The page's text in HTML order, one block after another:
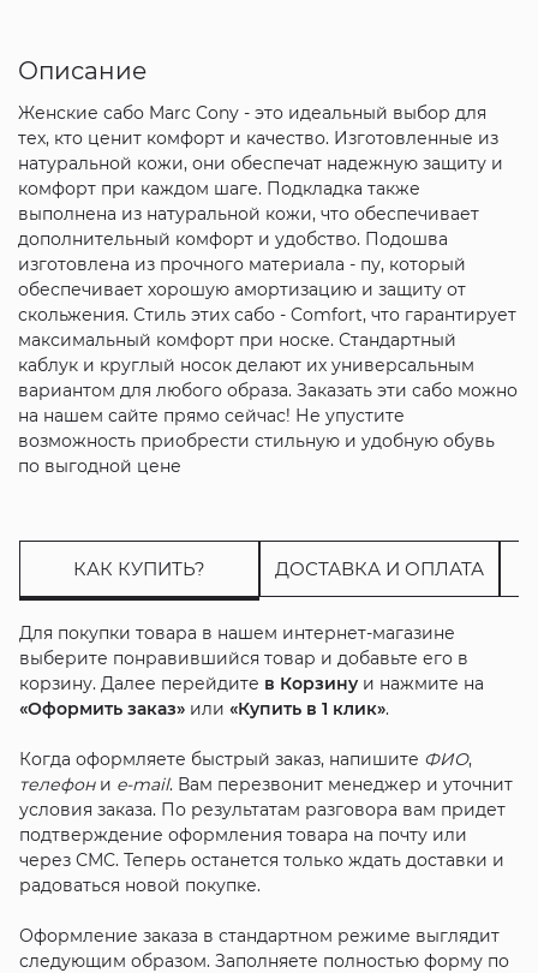
Описание
Женские сабо Marc Cony - это идеальный выбор для
тех, кто ценит комфорт и качество. Изготовленные из
натуральной кожи, они обеспечат надежную защиту и
комфорт при каждом шаге. Подкладка также
выполнена из натуральной кожи, что обеспечивает
дополнительный комфорт и удобство. Подошва
изготовлена из прочного материала - пу, который
обеспечивает хорошую амортизацию и защиту от
скольжения. Стиль этих сабо - Comfort, что гарантирует
максимальный комфорт при носке. Стандартный
каблук и круглый носок делают их универсальным
вариантом для любого образа. Заказать эти сабо можно
на нашем сайте прямо сейчас! Не упустите
возможность приобрести стильную и удобную обувь
по выгодной цене
КАК КУПИТЬ? ДОСТАВКА И ОПЛАТА
Для покупки товара в нашем интернет-магазине
выберите понравившийся товар и добавьте его в
корзину. Далее перейдите в Корзинуи нажмите на
«Оформить заказ»или «Купить в 1 клик».
Когда оформляете быстрый заказ, напишите ФИО,
телефони e-mail. Вам перезвонит менеджер и уточнит
условия заказа. По результатам разговора вам придет
подтверждение оформления товара на почту или
через СМС. Теперь останется только ждать доставки и
радоваться новой покупке.
Оформление заказа в стандартном режиме выглядит
следующим образом. Заполняете полностью форму по